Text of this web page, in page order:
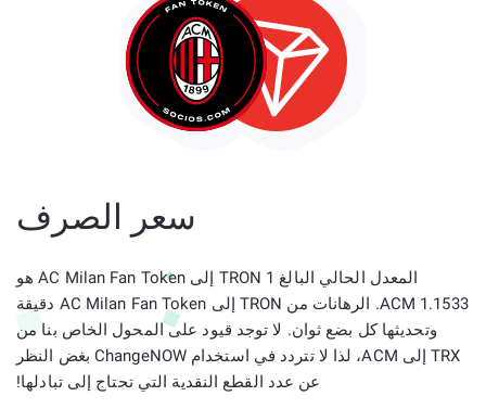
سعر الصرف
المعدل الحالي البالغ 1 TRON إلى AC Milan Fan Token هو
1.1533 ACM. الرهانات من TRON إلى AC Milan Fan Token دقيقة
وتحديثها كل بضع ثوان. لا توجد قيود على المحول الخاص بنا من
TRX إلى ACM، لذا لا تتردد في استخدام ChangeNOW بغض النظر
عن عدد القطع النقدية التي تحتاج إلى تبادلها!